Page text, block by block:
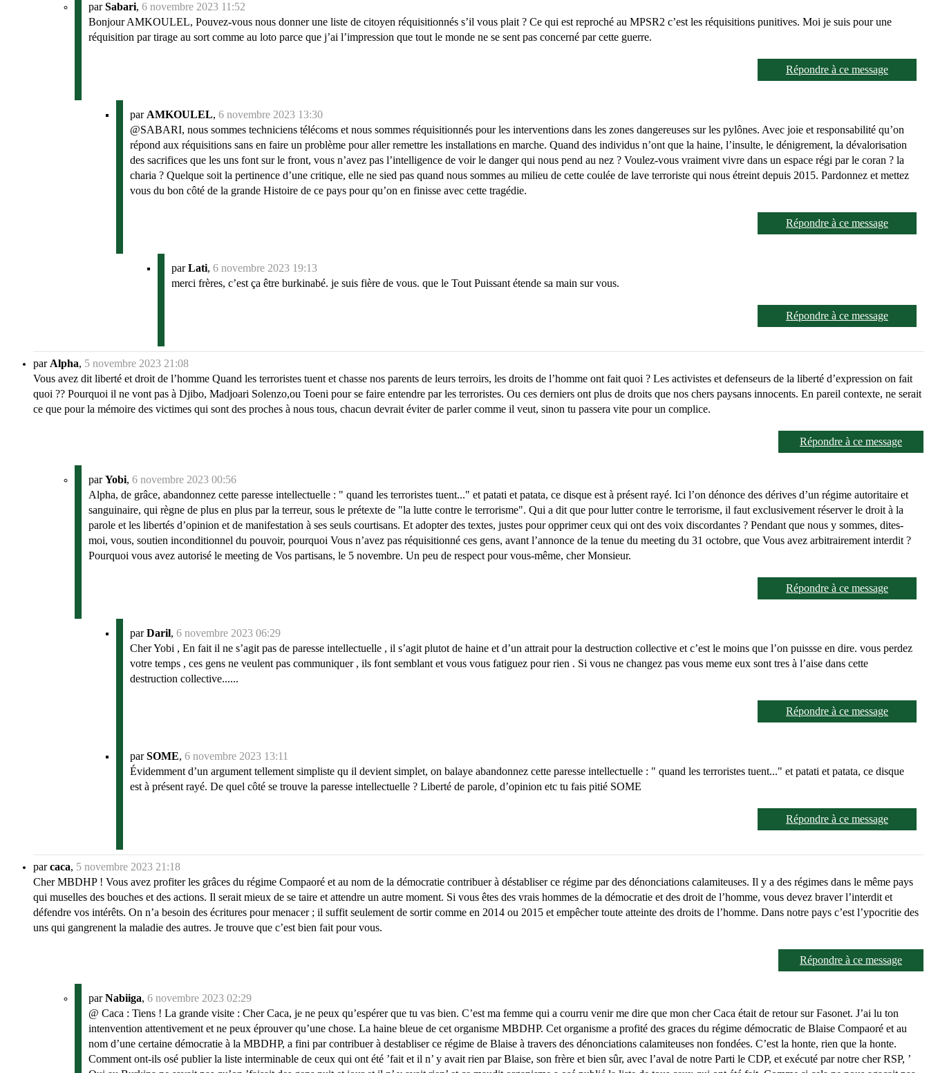
parSabari, 6 novembre 2023 11:52
Bonjour AMKOULEL, Pouvez-vous nous donner une liste de citoyen réquisitionnés s’il vous plait ? Ce qui est reproché au MPSR2 c’est les réquisitions punitives. Moi je suis pour une
réquisition par tirage au sort comme au loto parce que j’ai l’impression que tout le monde ne se sent pas concerné par cette guerre.
Répondre à ce message
par AMKOULEL, 6 novembre 2023 13:30
@SABARI, nous sommes techniciens télécoms et nous sommes réquisitionnés pour les interventions dans les zones dangereuses sur les pylônes. Avec joie et responsabilité qu’on
répond aux réquisitions sans en faire un problème pour aller remettre les installations en marche. Quand des individus n’ont que la haine, l’insulte, le dénigrement, la dévalorisation
des sacrifices que les uns font sur le front, vous n’avez pas l’intelligence de voir le danger qui nous pend au nez ? Voulez-vous vraiment vivre dans un espace régi par le coran ? la
charia ? Quelque soit la pertinence d’une critique, elle ne sied pas quand nous sommes au milieu de cette coulée de lave terroriste qui nous étreint depuis 2015. Pardonnez et mettez
vous du bon côté de la grande Histoire de ce pays pour qu’on en finisse avec cette tragédie.
Répondre à ce message
parLati, 6 novembre 2023 19:13
merci frères, c’est ça être burkinabé. je suis fière de vous. que le Tout Puissant étende sa main sur vous.
Répondre à ce message
par Alpha, 5 novembre 2023 21:08
Vous avez dit liberté et droit de l’homme Quand les terroristes tuent et chasse nos parents de leurs terroirs, les droits de l’homme ont fait quoi ? Les activistes et defenseurs de la liberté d’expression on fait
quoi ?? Pourquoi il ne vont pas à Djibo, Madjoari Solenzo,ou Toeni pour se faire entendre par les terroristes. Ou ces derniers ont plus de droits que nos chers paysans innocents. En pareil contexte, ne serait
ce que pour la mémoire des victimes qui sont des proches à nous tous, chacun devrait éviter de parler comme il veut, sinon tu passera vite pour un complice.
Répondre à ce message
parYobi, 6 novembre 2023 00:56
Alpha, de grâce, abandonnez cette paresse intellectuelle : " quand les terroristes tuent..." et patati et patata, ce disque est à présent rayé. Ici l’on dénonce des dérives d’un régime autoritaire et
sanguinaire, qui règne de plus en plus par la terreur, sous le prétexte de "la lutte contre le terrorisme". Qui a dit que pour lutter contre le terrorisme, il faut exclusivement réserver le droit à la
parole et les libertés d’opinion et de manifestation à ses seuls courtisans. Et adopter des textes, justes pour opprimer ceux qui ont des voix discordantes ? Pendant que nous y sommes, dites-
moi, vous, soutien inconditionnel du pouvoir, pourquoi Vous n’avez pas réquisitionné ces gens, avant l’annonce de la tenue du meeting du 31 octobre, que Vous avez arbitrairement interdit ?
Pourquoi vous avez autorisé le meeting de Vos partisans, le 5 novembre. Un peu de respect pour vous-même, cher Monsieur.
Répondre à ce message
parDaril, 6 novembre 2023 06:29
Cher Yobi , En fait il ne s’agit pas de paresse intellectuelle , il s’agit plutot de haine et d’un attrait pour la destruction collective et c’est le moins que l’on puissse en dire. vous perdez
votre temps , ces gens ne veulent pas communiquer , ils font semblant et vous vous fatiguez pour rien . Si vous ne changez pas vous meme eux sont tres à l’aise dans cette
destruction collective......
Répondre à ce message
parSOME, 6 novembre 2023 13:11
Évidemment d’un argument tellement simpliste qu il devient simplet, on balaye abandonnez cette paresse intellectuelle : " quand les terroristes tuent..." et patati et patata, ce disque
est à présent rayé. De quel côté se trouve la paresse intellectuelle ? Liberté de parole, d’opinion etc tu fais pitié SOME
Répondre à ce message
parcaca, 5 novembre 2023 21:18
Cher MBDHP ! Vous avez profiter les grâces du régime Compaoré et au nom de la démocratie contribuer à déstabliser ce régime par des dénonciations calamiteuses. Il y a des régimes dans le même pays
qui muselles des bouches et des actions. Il serait mieux de se taire et attendre un autre moment. Si vous êtes des vrais hommes de la démocratie et des droit de l’homme, vous devez braver l’interdit et
défendre vos intérêts. On n’a besoin des écritures pour menacer ; il suffit seulement de sortir comme en 2014 ou 2015 et empêcher toute atteinte des droits de l’homme. Dans notre pays c’est l’ypocritie des
uns qui gangrenent la maladie des autres. Je trouve que c’est bien fait pour vous.
Répondre à ce message
parNabiiga, 6 novembre 2023 02:29
@ Caca : Tiens ! La grande visite : Cher Caca, je ne peux qu’espérer que tu vas bien. C’est ma femme qui a courru venir me dire que mon cher Caca était de retour sur Fasonet. J’ai lu ton
intenvention attentivement et ne peux éprouver qu’une chose. La haine bleue de cet organisme MBDHP. Cet organisme a profité des graces du régime démocratic de Blaise Compaoré et au
nom d’une certaine démocratie à la MBDHP, a fini par contribuer à destabliser ce régime de Blaise à travers des dénonciations calamiteuses non fondées. C’est la honte, rien que la honte.
Comment ont-ils osé publier la liste interminable de ceux qui ont été ’fait et il n’ y avait rien par Blaise, son frère et bien sûr, avec l’aval de notre Parti le CDP, et exécuté par notre cher RSP, ’